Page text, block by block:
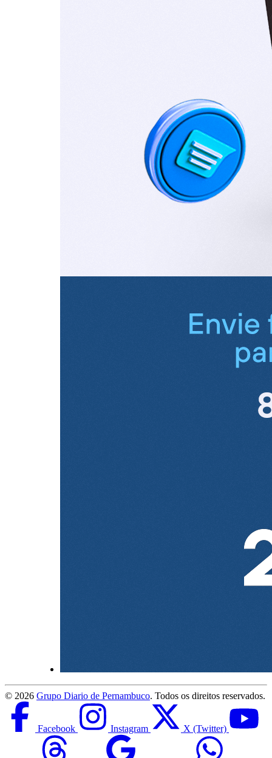
© 2026 Grupo Diario de Pernambuco. Todos os direitos reservados.
Facebook Instagram X (Twitter)